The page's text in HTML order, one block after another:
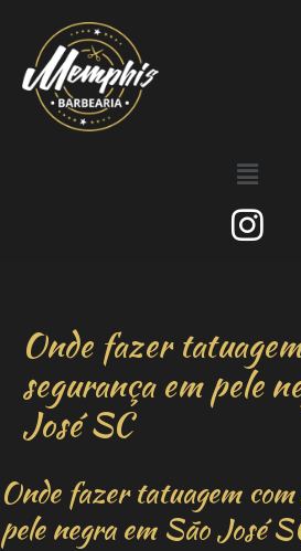
Onde fazer
segurança em pele
José SC
Onde fazer tatuagem
pele negra em São José